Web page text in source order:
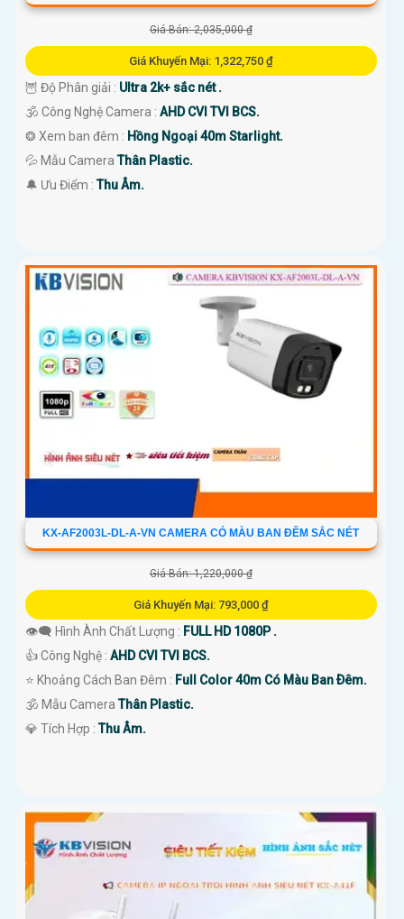
Giá Bán: 2,035,000 ₫
Giá Khuyến Mại: 1,322,750 ₫
🦉 Độ Phân giải : Ultra 2k+ sắc nét .
🕉️ Công Nghệ Camera : AHD CVI TVI BCS.
❂ Xem ban đêm : Hồng Ngoại 40m Starlight.
💦 Mẫu CameraThân Plastic.
️🔔 Ưu Điểm :Thu Âm.
KX-AF2003L-DL-A-VN CAMERA CÓ MÀU BAN ĐÊM SẮC NÉT
Giá Bán: 1,220,000 ₫
Giá Khuyến Mại: 793,000 ₫
👁️‍🗨 Hình Ành Chất Lượng : FULL HD 1080P .
👍 Công Nghệ : AHD CVI TVI BCS.
⭐ Khoảng Cách Ban Đêm : Full Color 40m Có Màu Ban Ðêm.
🕉️ Mẫu CameraThân Plastic.
️💎 Tích Hợp :Thu Âm.